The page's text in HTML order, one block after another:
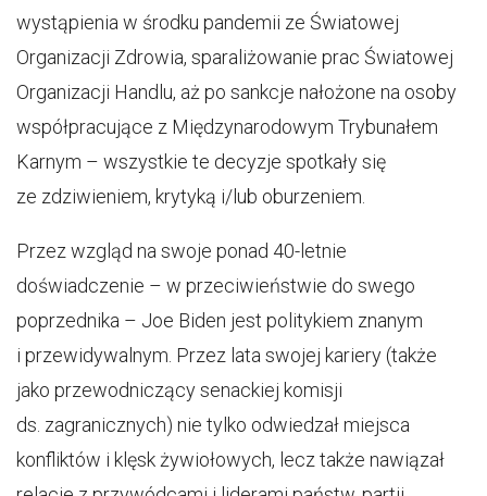
wystąpienia w środku pandemii ze Światowej
Organizacji Zdrowia, sparaliżowanie prac Światowej
Organizacji Handlu, aż po sankcje nałożone na osoby
współpracujące z Międzynarodowym Trybunałem
Karnym – wszystkie te decyzje spotkały się
ze zdziwieniem, krytyką i/lub oburzeniem.
Przez wzgląd na swoje ponad 40-letnie
doświadczenie – w przeciwieństwie do swego
poprzednika – Joe Biden jest politykiem znanym
i przewidywalnym. Przez lata swojej kariery (także
jako przewodniczący senackiej komisji
ds. zagranicznych) nie tylko odwiedzał miejsca
konfliktów i klęsk żywiołowych, lecz także nawiązał